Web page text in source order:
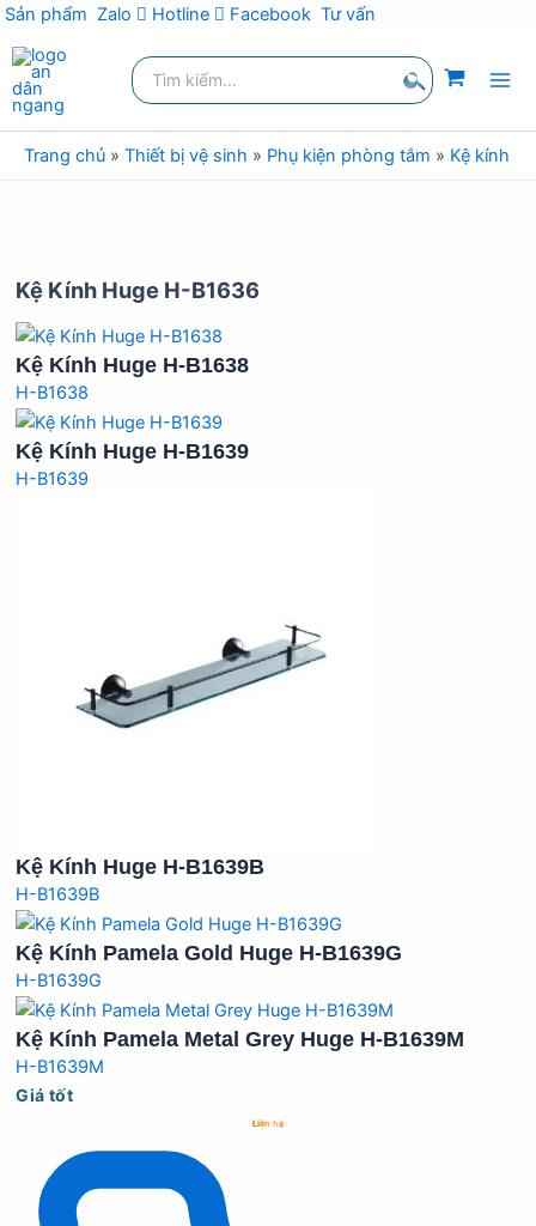
Sản phẩm Zalo Hotline Facebook Tư vấn
Nhảy
tới
nội
dung
Tìm
kiếm:
kiếm
Trang chủ » Thiết bị vệ sinh » Phụ kiện phòng tắm » Kệ kính
Kệ Kính Huge H-B1636
Kệ Kính Huge H-B1638
H-B1638
Kệ Kính Huge H-B1639
H-B1639
Kệ Kính Huge H-B1639B
H-B1639B
Kệ Kính Pamela Gold Huge H-B1639G
H-B1639G
Kệ Kính Pamela Metal Grey Huge H-B1639M
H-B1639M
Giá tốt
Liên hệ